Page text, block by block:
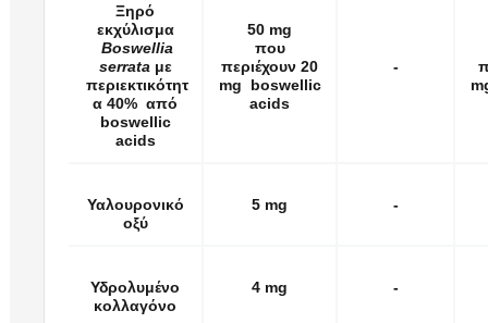
Ξηρό
εκχύλισμα
Boswellia
serrata με
περιεκτικότητ
α 40% από
boswellic
acids
50 mg
που
περιέχουν 20
mg boswellic
acids
-
Υαλουρονικό
οξύ
5 mg -
Υδρολυμένο
κολλαγόνο
4 mg -